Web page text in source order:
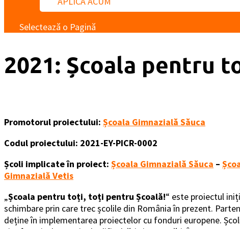
Selectează o Pagină
2021: Școala pentru
Promotorul proiectului: Școala Gimnazială Săuca
Codul proiectului: 2021-EY-PICR-0002
Școli implicate în proiect: Școala Gimnazială Săuca –
Gimnazială Vetis
„Școala pentru toți, toți pentru Școală!“ este proiectul
schimbare prin care trec școlile din România în prezent.
deține în implementarea proiectelor cu fonduri europene.